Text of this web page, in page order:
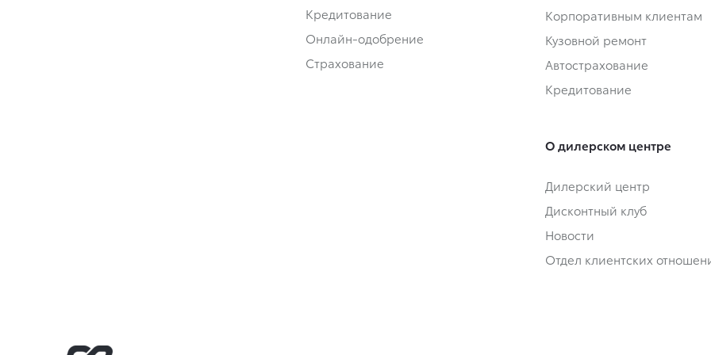
Кредитование
Онлайн-одобрение
Страхование
Корпоративным клиентам
Кузовной ремонт
Автострахование
Кредитование
О дилерском центре
Дилерский центр
Дисконтный клуб
Новости
Отдел клиентских